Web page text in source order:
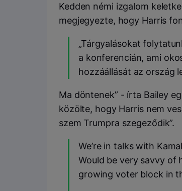
Kedden némi izgalom
megjegyezte, hogy Harris
„Tárgyalásokat
a konferencián, ami
hozzáállását az ország
Ma döntenek” - írta Bailey
közölte, hogy Harris nem
szem Trumpra szegeződik”.
We’re in talks with
Would be very savvy
growing voter block in